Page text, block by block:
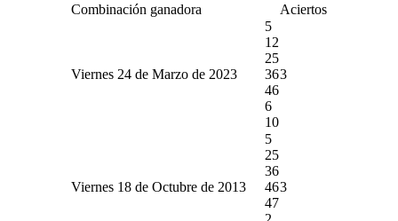
Combinación ganadora Aciertos
Viernes 24 de Marzo de 2023
5
12
25
36
46
6
10
3
Viernes 18 de Octubre de 2013
5
25
36
46
47
3